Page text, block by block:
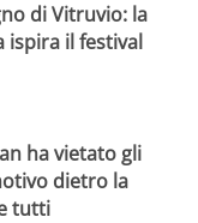
di Vitruvio: la
ispira il festival
ha vietato gli
dietro la
tutti